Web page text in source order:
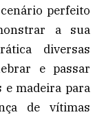
perfeito
a sua
diversas
e passar
e madeira para
de vítimas